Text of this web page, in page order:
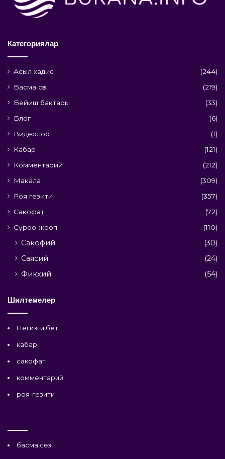
Категориялар
Асыл хадис
(244)
Басма сөз
(219)
Бейиш бактары
(33)
Блог
(6)
Видеолор
(1)
Кабар
(121)
Комментарий
(212)
Макала
(309)
Роя гезити
(357)
Сакофат
(72)
Суроо-жооп
(110)
Сакофий
(30)
Саясий
(24)
Фикхий
(54)
Шилтемелер
Негизги бет
кабар
сакофат
комментарий
роя-гезити
басма сөз